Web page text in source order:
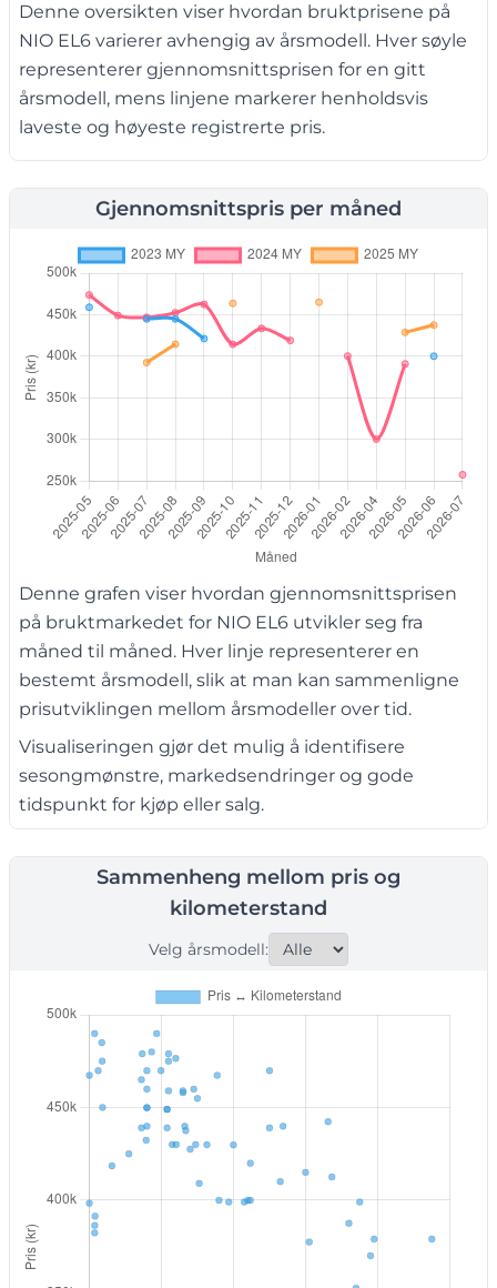
Denne oversikten viser hvordan bruktprisene på
NIO EL6 varierer avhengig av årsmodell. Hver søyle
representerer gjennomsnittsprisen for en gitt
årsmodell, mens linjene markerer henholdsvis
laveste og høyeste registrerte pris.
Gjennomsnittspris per måned
Denne grafen viser hvordan gjennomsnittsprisen
på bruktmarkedet for NIO EL6 utvikler seg fra
måned til måned. Hver linje representerer en
bestemt årsmodell, slik at man kan sammenligne
prisutviklingen mellom årsmodeller over tid.
Visualiseringen gjør det mulig å identifisere
sesongmønstre, markedsendringer og gode
tidspunkt for kjøp eller salg.
Sammenheng mellom pris og
kilometerstand
Velg årsmodell: